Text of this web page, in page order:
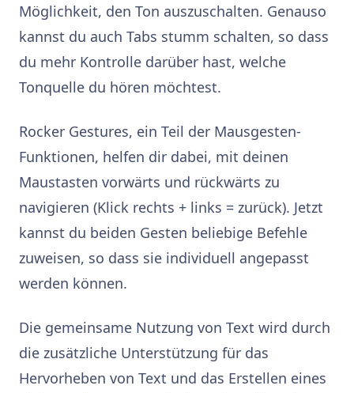
Möglichkeit, den Ton auszuschalten. Genauso
kannst du auch Tabs stumm schalten, so dass
du mehr Kontrolle darüber hast, welche
Tonquelle du hören möchtest.
Rocker Gestures, ein Teil der Mausgesten-
Funktionen, helfen dir dabei, mit deinen
Maustasten vorwärts und rückwärts zu
navigieren (Klick rechts + links = zurück). Jetzt
kannst du beiden Gesten beliebige Befehle
zuweisen, so dass sie individuell angepasst
werden können.
Die gemeinsame Nutzung von Text wird durch
die zusätzliche Unterstützung für das
Hervorheben von Text und das Erstellen eines